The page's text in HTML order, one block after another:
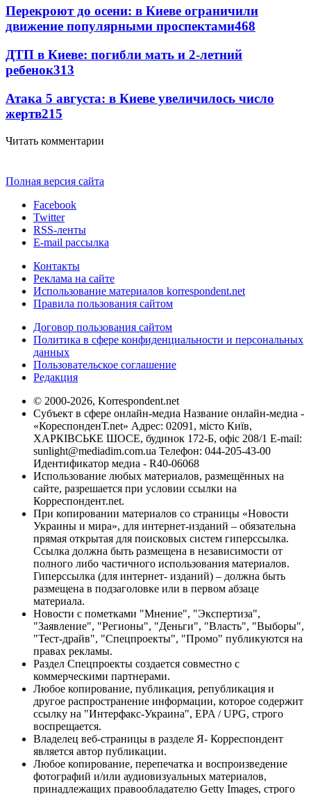
Перекроют до осени: в Киеве ограничили
движение популярными проспектами468
ДТП в Киеве: погибли мать и 2-летний
ребенок313
Атака 5 августа: в Киеве увеличилось число
жертв215
Читать комментарии
Полная версия сайта
Facebook
Twitter
RSS-ленты
E-mail рассылка
Контакты
Реклама на сайте
Использование материалов korrespondent.net
Правила пользования сайтом
Договор пользования сайтом
Политика в сфере конфиденциальности и персональных
данных
Пользовательское соглашение
Редакция
© 2000-2026, Korrespondent.net
Субъект в сфере онлайн-медиа Название онлайн-медиа -
«КореспонденТ.net» Адрес: 02091, місто Київ,
ХАРКІВСЬКЕ ШОСЕ, будинок 172-Б, офіс 208/1 E-mail:
sunlight@mediadim.com.ua Телефон: 044-205-43-00
Идентификатор медиа - R40-06068
Использование любых материалов, размещённых на
сайте, разрешается при условии ссылки на
Корреспондент.net.
При копировании материалов со страницы «Новости
Украины и мира», для интернет-изданий – обязательна
прямая открытая для поисковых систем гиперссылка.
Ссылка должна быть размещена в независимости от
полного либо частичного использования материалов.
Гиперссылка (для интернет- изданий) – должна быть
размещена в подзаголовке или в первом абзаце
материала.
Новости с пометками "Мнение", "Экспертиза",
"Заявление", "Регионы", "Деньги", "Власть", "Выборы",
"Тест-драйв", "Спецпроекты", "Промо" публикуются на
правах рекламы.
Раздел Спецпроекты создается совместно с
коммерческими партнерами.
Любое копирование, публикация, републикация и
другое распространение информации, которое содержит
ссылку на "Интерфакс-Украина", EPA / UPG, строго
воспрещается.
Владелец веб-страницы в разделе Я- Корреспондент
является автор публикации.
Любое копирование, перепечатка и воспроизведение
фотографий и/или аудиовизуальных материалов,
принадлежащих правообладателю Getty Images, строго